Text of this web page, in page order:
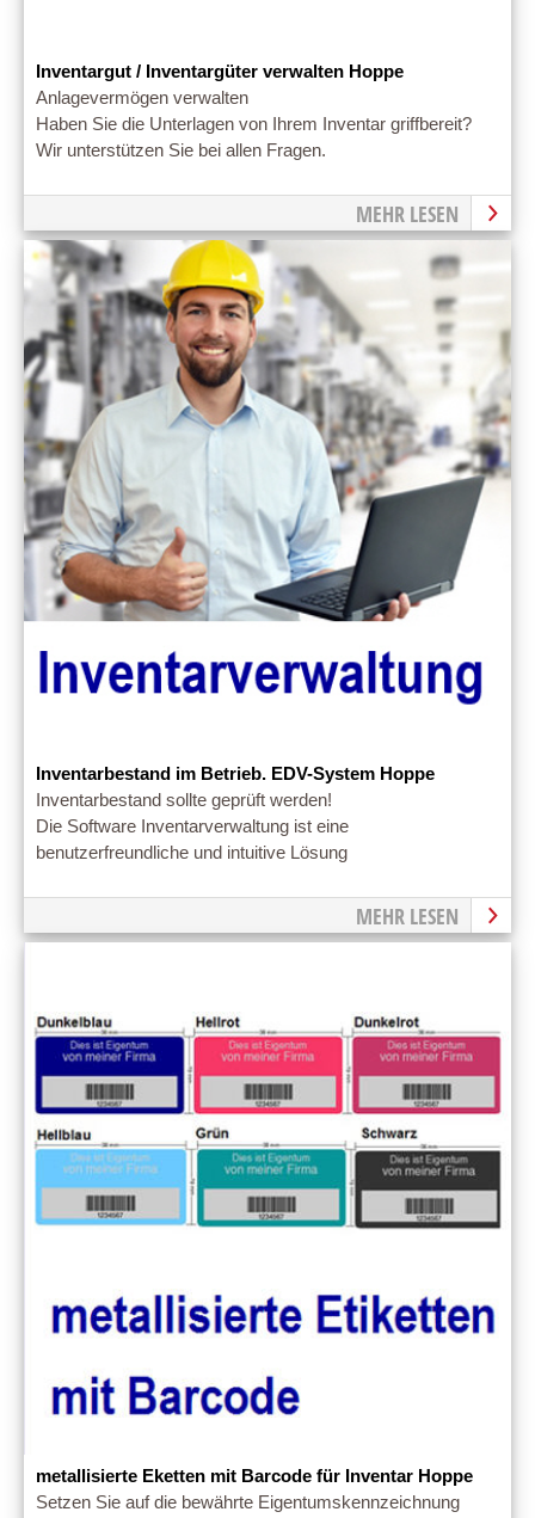
Inventargut / Inventargüter verwalten Hoppe
Anlagevermögen verwalten
Haben Sie die Unterlagen von Ihrem Inventar griffbereit?
Wir unterstützen Sie bei allen Fragen.
MEHR LESEN
Inventarbestand im Betrieb. EDV-System Hoppe
Inventarbestand sollte geprüft werden!
Die Software Inventarverwaltung ist eine
benutzerfreundliche und intuitive Lösung
MEHR LESEN
metallisierte Eketten mit Barcode für Inventar Hoppe
Setzen Sie auf die bewährte Eigentumskennzeichnung